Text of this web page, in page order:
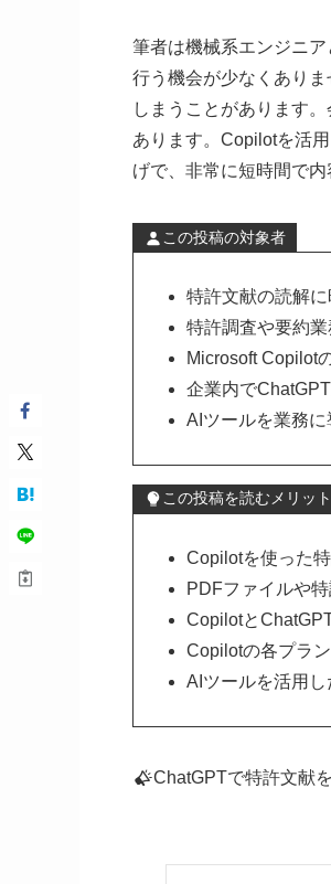
筆者は機械系エンジニ
行う機会が少なくあり
しまうことがあります
あります。Copilotを活
げで、非常に短時間で
この投稿の対象者
特許文献の読解
特許調査や要約
Microsoft Copilot
企業内で
AIツールを業務
この投稿を読むメリット
Copilotを使った
PDFファイルや
Copilotと
Copilotの各プラ
AIツールを活用
ChatGPTで特許文献